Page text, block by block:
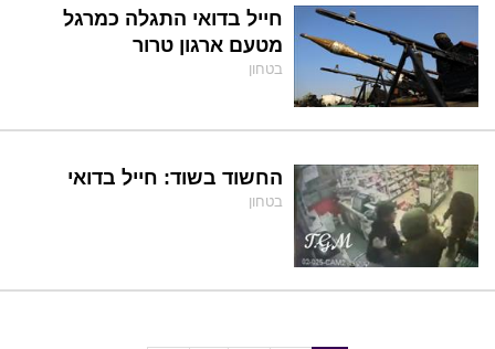
חייל בדואי התגלה כמרגל
מטעם ארגון טרור
בטחון
החשוד בשוד: חייל בדואי
בטחון